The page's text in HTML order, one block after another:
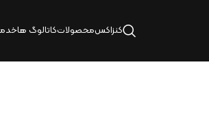
کنزاکسمحصولاتکاتالوگ‌ ها